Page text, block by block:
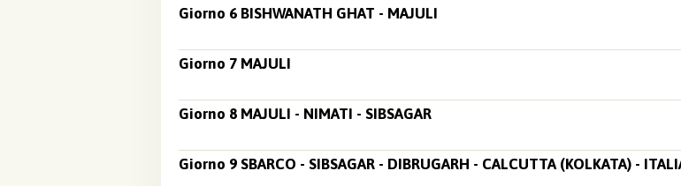
Giorno 6 BISHWANATH GHAT - MAJULI
Giorno 7 MAJULI
Giorno 8 MAJULI - NIMATI - SIBSAGAR
Giorno 9 SBARCO - SIBSAGAR - DIBRUGARH - CALCUTTA (KOLKATA) -